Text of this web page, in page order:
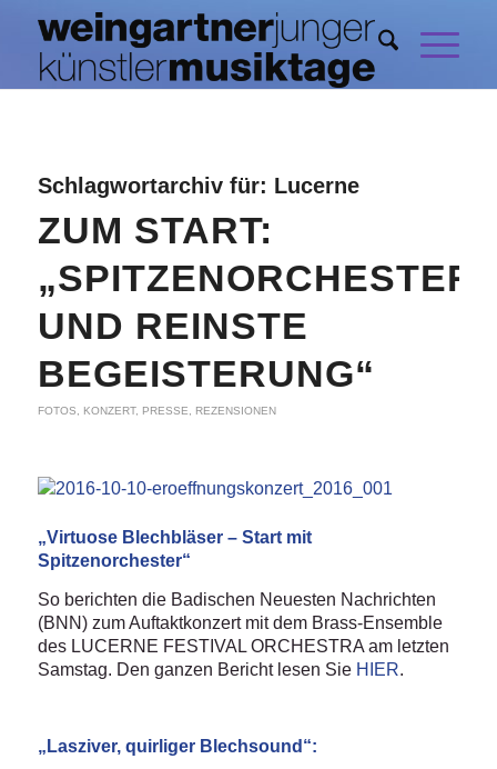
Schlagwortarchiv für: Lucerne
ZUM START:
„SPITZENORCHESTER
UND REINSTE
BEGEISTERUNG“
FOTOS KONZERT, PRESSE REZENSIONEN
„Virtuose Blechbläser – Start mit
Spitzenorchester“
So berichten die Badischen Neuesten Nachrichten
(BNN) zum Auftaktkonzert mit dem Brass-Ensemble
des LUCERNE FESTIVAL ORCHESTRA am letzten
Samstag. Den ganzen Bericht lesen Sie HIER.
„Lasziver, quirliger Blechsound“: